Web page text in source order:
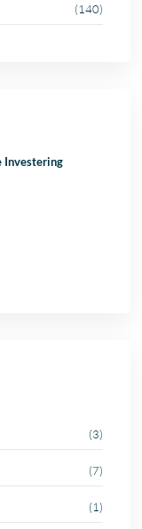
(140)
Investering
(3)
(7)
(1)